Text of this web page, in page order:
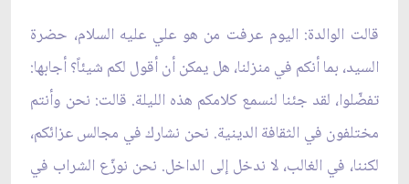
قالت الوالدة: اليوم عرفت من هو علي عليه السلام، حضرة
السيد، بما أنكم في منزلنا، هل يمكن أن أقول لكم شيئاً؟ أجابها:
تفضّلوا، لقد جئنا لنسمع كلامكم هذه الليلة. قالت: نحن وأنتم
مختلفون في الثقافة الدينية. نحن نشارك في مجالس عزائكم،
لكننا، في الغالب، لا ندخل إلى الداخل. نحن نوزّع الشراب في